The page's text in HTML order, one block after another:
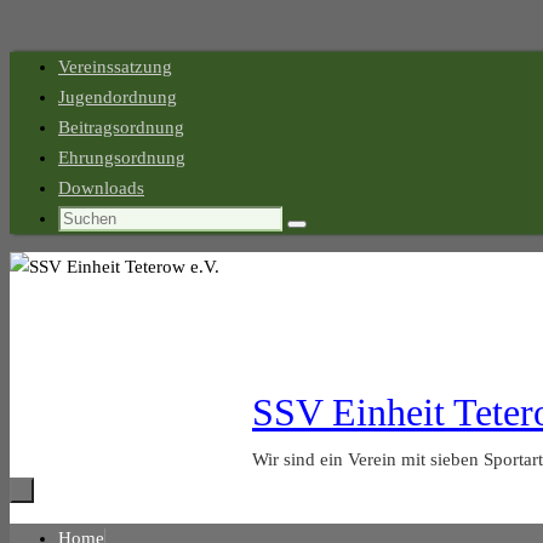
Zum
springen
Vereinssatzung
Jugendordnung
Beitragsordnung
Ehrungsordnung
Downloads
Suchen
Suchen
SSV Einheit
Wir sind ein Verein mit sieben
Zum
Home